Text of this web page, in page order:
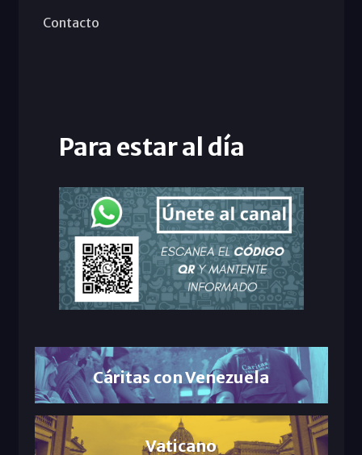
Contacto
Para estar al día
Cáritas con Venezuela
Vaticano